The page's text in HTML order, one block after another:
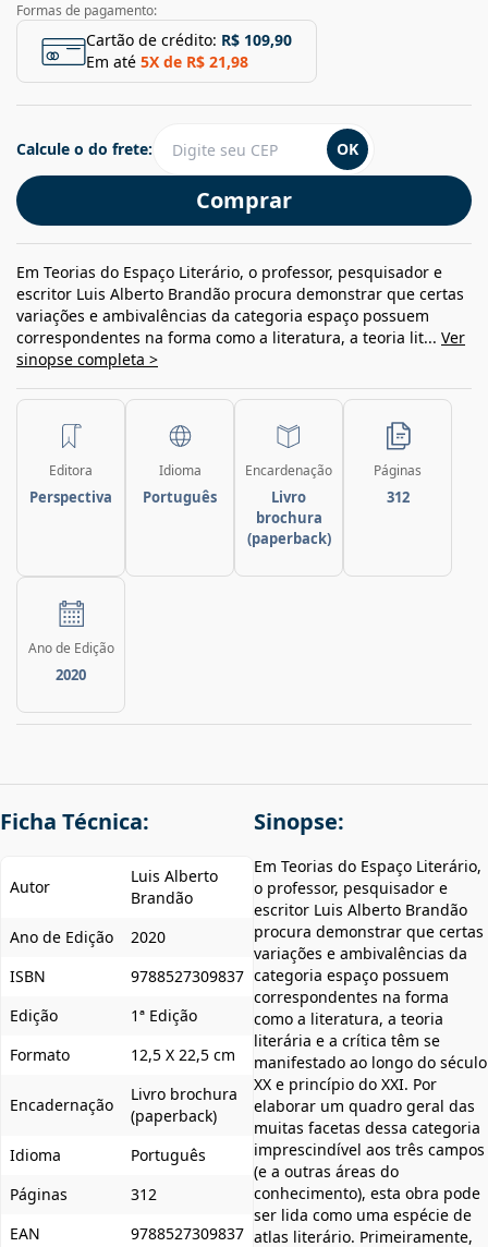
Formas de pagamento:
Cartão de crédito: R$ 109,90
Em até 5X de R$ 21,98
Comprar
Calcule o do frete: OK
Em Teorias do Espaço Literário, o professor, pesquisador e
escritor Luis Alberto Brandão procura demonstrar que certas
variações e ambivalências da categoria espaço possuem
correspondentes na forma como a literatura, a teoria lit... Ver
sinopse completa >
Editora
Perspectiva
Idioma
Português
Encardenação
Livro
brochura
(paperback)
Páginas
312
Ano de Edição
2020
Ficha Técnica:
Autor
Luis Alberto
Brandão
Ano de Edição
2020
ISBN
9788527309837
Edição
1ª Edição
Formato
12,5 X 22,5 cm
Encadernação
Livro brochura
(paperback)
Idioma
Português
Páginas
312
EAN
9788527309837
Sinopse:
Em Teorias do Espaço Literário,
o professor, pesquisador e
escritor Luis Alberto Brandão
procura demonstrar que certas
variações e ambivalências da
categoria espaço possuem
correspondentes na forma
como a literatura, a teoria
literária e a crítica têm se
manifestado ao longo do século
XX e princípio do XXI. Por
elaborar um quadro geral das
muitas facetas dessa categoria
imprescindível aos três campos
(e a outras áreas do
conhecimento), esta obra pode
ser lida como uma espécie de
atlas literário. Primeiramente,